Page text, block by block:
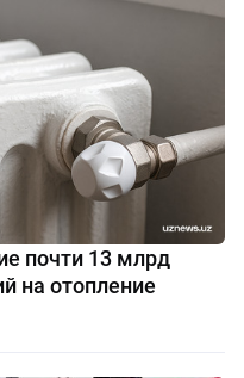
почти 13 млрд
на отопление